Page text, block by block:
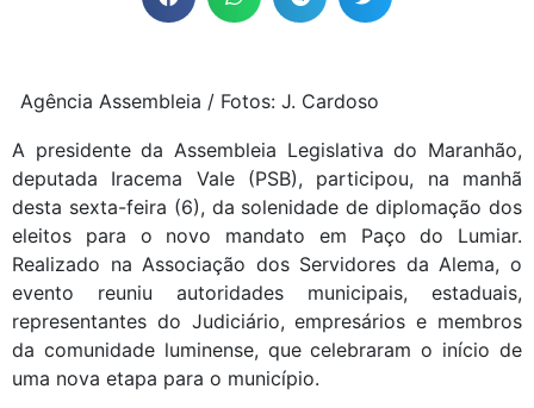
Agência Assembleia / Fotos: J. Cardoso
A presidente da Assembleia Legislativa do Maranhão,
deputada Iracema Vale (PSB), participou, na manhã
desta sexta-feira (6), da solenidade de diplomação dos
eleitos para o novo mandato em Paço do Lumiar.
Realizado na Associação dos Servidores da Alema, o
evento reuniu autoridades municipais, estaduais,
representantes do Judiciário, empresários e membros
da comunidade luminense, que celebraram o início de
uma nova etapa para o município.